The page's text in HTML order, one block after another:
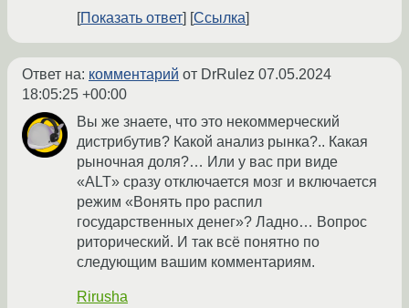
Показать ответ
Ссылка
Ответ на: комментарий от DrRulez 07.05.2024
18:05:25 +00:00
Вы же знаете, что это некоммерческий
дистрибутив? Какой анализ рынка?.. Какая
рыночная доля?… Или у вас при виде
«ALT» сразу отключается мозг и включается
режим «Вонять про распил
государственных денег»? Ладно… Вопрос
риторический. И так всё понятно по
следующим вашим комментариям.
Rirusha